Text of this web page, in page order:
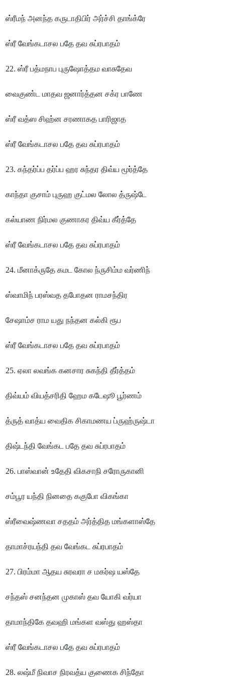
ஸ்ரீமந் அனந்த கருடாதிபிர் அர்ச்சி தாங்க்ரே
ஸ்ரீ வேங்கடாசல பதே தவ சுப்ரபாதம்
22. ஸ்ரீ பத்மநாப புருஷோத்தம வாசுதேவ
வைகுண்ட மாதவ ஜனார்த்தன சக்ர பாணே
ஸ்ரீ வத்ஸ சிஹ்ன சரணாகத பாரிஜாத
ஸ்ரீ வேங்கடாசல பதே தவ சுப்ரபாதம்
23. கந்தர்ப்ப தர்ப்ப ஹர சுந்தர திவ்ய மூர்த்தே
காந்தா குசாம் புருஹ குட்மல லோல த்ருஷ்டே
கல்யாண நிர்மல குணாகர திவ்ய கீர்த்தே
ஸ்ரீ வேங்கடாசல பதே தவ சுப்ரபாதம்
24. மீனாக்ருதே கமட கோல ந்ருசிம்ம வர்ணிந்
ஸ்வாமிந் பரஸ்வத தபோதன ராமசந்திர
சேஷாம்ச ராம யது நந்தன கல்கி ரூப
ஸ்ரீ வேங்கடாசல பதே தவ சுப்ரபாதம்
25. ஏலா லவங்க கனசார சுகந்தி தீர்த்தம்
திவ்யம் வியத்சரிதி ஹேம கடேஷூ பூர்ணம்
த்ருத் வாத்ய வைதிக சிகாமணய ப்ருஹ்ருஷ்டா
திஷ்டந்தி வேங்கட பதே தவ சுப்ரபாதம்
26. பாஸ்வான் உதேதி விகசாநி சரோருகானி
சம்பூர யந்தி நினதை ககுபோ விகங்கா
ஸ்ரீவைஷ்ணவா சததம் அர்த்தித மங்களாஸ்தே
தாமாச்ரயந்தி தவ வேங்கட சுப்ரபாதம்
27. பிரம்மா ஆதய சுரவரா ச மகர்ஷ யஸ்தே
சந்தஸ் சனந்தன முகாஸ் தவ யோகி வர்யா
தாமாந்திகே தவஹி மங்கள வஸ்து ஹஸ்தா
ஸ்ரீ வேங்கடாசல பதே தவ சுப்ரபாதம்
28. லஷ்மீ நிவாச நிரவத்ய குணைக சிந்தோ